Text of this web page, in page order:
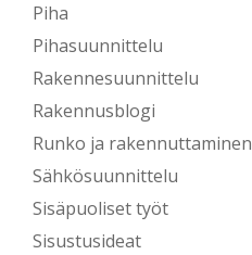
Piha
Pihasuunnittelu
Rakennesuunnittelu
Rakennusblogi
Runko ja rakennuttaminen
Sähkösuunnittelu
Sisäpuoliset työt
Sisustusideat